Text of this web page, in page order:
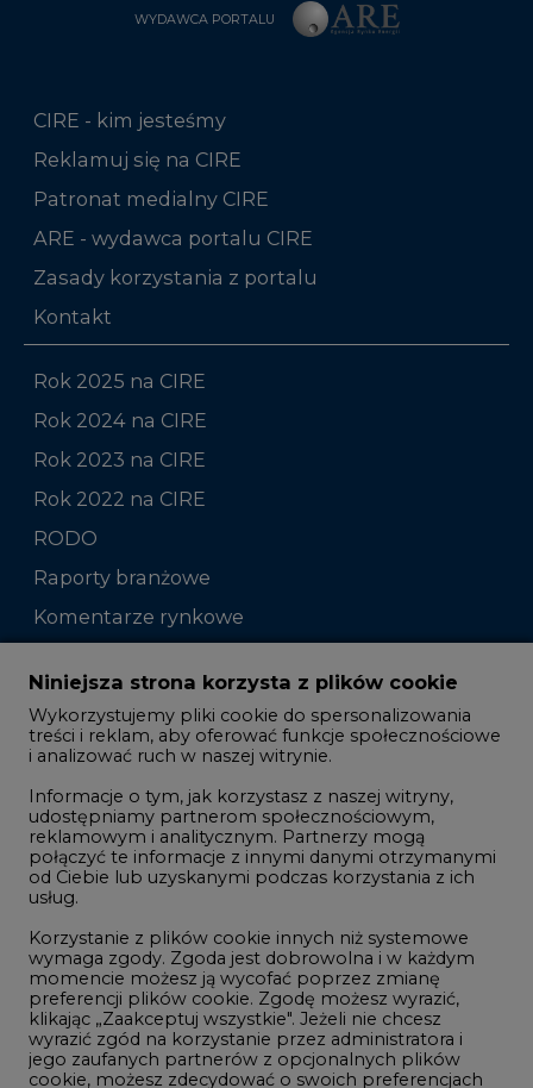
WYDAWCA PORTALU
CIRE - kim jesteśmy
Reklamuj się na CIRE
Patronat medialny CIRE
ARE - wydawca portalu CIRE
Zasady korzystania z portalu
Kontakt
Rok 2025 na CIRE
Rok 2024 na CIRE
Rok 2023 na CIRE
Rok 2022 na CIRE
RODO
Raporty branżowe
Komentarze rynkowe
Zmiany kadrowe na rynku
Studio CIRE
Rozmowy o energetyce
Gospodarka
Geopolityka
LTE450
Innowacje i AI
Telekomunikacja i IT
Handel emisjami CO2
Wodór
Niniejsza strona korzysta z plików cookie
Wykorzystujemy pliki cookie do spersonalizowania
treści i reklam, aby oferować funkcje społecznościowe
i analizować ruch w naszej witrynie.
Informacje o tym, jak korzystasz z naszej witryny,
udostępniamy partnerom społecznościowym,
reklamowym i analitycznym. Partnerzy mogą
połączyć te informacje z innymi danymi otrzymanymi
od Ciebie lub uzyskanymi podczas korzystania z ich
usług.
Korzystanie z plików cookie innych niż systemowe
wymaga zgody. Zgoda jest dobrowolna i w każdym
momencie możesz ją wycofać poprzez zmianę
preferencji plików cookie. Zgodę możesz wyrazić,
klikając „Zaakceptuj wszystkie". Jeżeli nie chcesz
wyrazić zgód na korzystanie przez administratora i
jego zaufanych partnerów z opcjonalnych plików
cookie, możesz zdecydować o swoich preferencjach